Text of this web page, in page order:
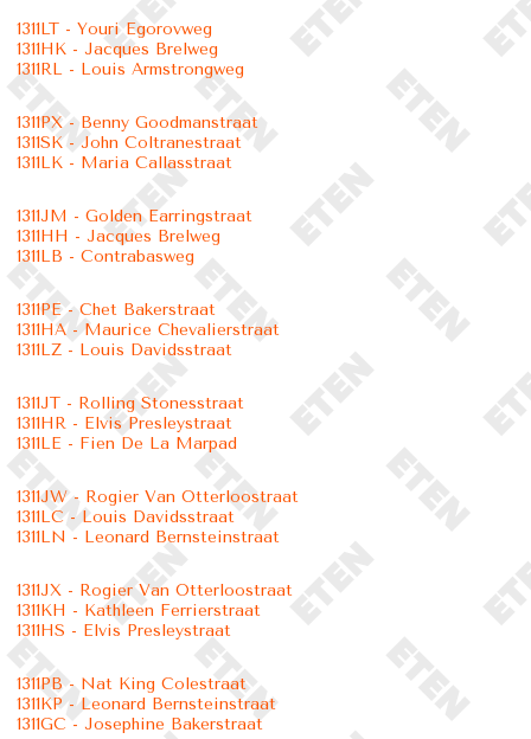
1311LT - Youri Egorovweg
1311HK - Jacques Brelweg
1311RL - Louis Armstrongweg
1311PX - Benny Goodmanstraat
1311SK - John Coltranestraat
1311LK - Maria Callasstraat
1311JM - Golden Earringstraat
1311HH - Jacques Brelweg
1311LB - Contrabasweg
1311PE - Chet Bakerstraat
1311HA - Maurice Chevalierstraat
1311LZ - Louis Davidsstraat
1311JT - Rolling Stonesstraat
1311HR - Elvis Presleystraat
1311LE - Fien De La Marpad
1311JW - Rogier Van Otterloostraat
1311LC - Louis Davidsstraat
1311LN - Leonard Bernsteinstraat
1311JX - Rogier Van Otterloostraat
1311KH - Kathleen Ferrierstraat
1311HS - Elvis Presleystraat
1311PB - Nat King Colestraat
1311KP - Leonard Bernsteinstraat
1311GC - Josephine Bakerstraat